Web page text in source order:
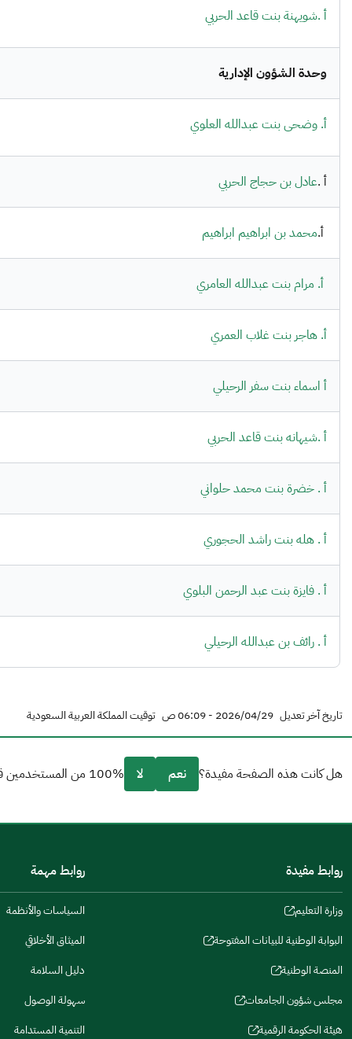
أ .شويهنة بنت قاعد الحربي
وحدة الشؤون الإدارية
أ. وضحى بنت عبدالله العلوي
أ .عادل بن حجاج الحربي
أ.محمد بن ابراهيم ابراهيم
أ. مرام بنت عبدالله العامري
أ. هاجر بنت غلاب العمري
أ اسماء بنت سفر الرحيلي
أ .شيهانه بنت قاعد الحربي
أ . خضرة بنت محمد حلواني
أ . هله بنت راشد الحجوري
أ . فايزة بنت عبد الرحمن البلوي
أ . رائف بن عبدالله الرحيلي
تاريخ آخر تعديل 2026/04/29 - 06:09 ص توقيت المملكة العربية السعودية
هل كانت هذه الصفحة مفيدة؟ نعم لا 100% من المستخدمين قالو نعم من 1 تعليقا.
مكتوبة بشكل جيد
الإجابات كانت مرتبطة
تصميمه يجعله سهل القراءة
أخرى
كانت مفيدة
روابط مفيدة
وزارة التعليم
(opens
new
window)
البوابة الوطنية للبيانات المفتوحة
(opens
new
window)
المنصة الوطنية
مجلس شؤون الجامعات
(opens
هيئة الحكومة الرقمية
روابط مهمة
السياسات والأنظمة
الميثاق الأخلاقي
دليل السلامة
سهولة الوصول
التنمية المستدامة
(opens